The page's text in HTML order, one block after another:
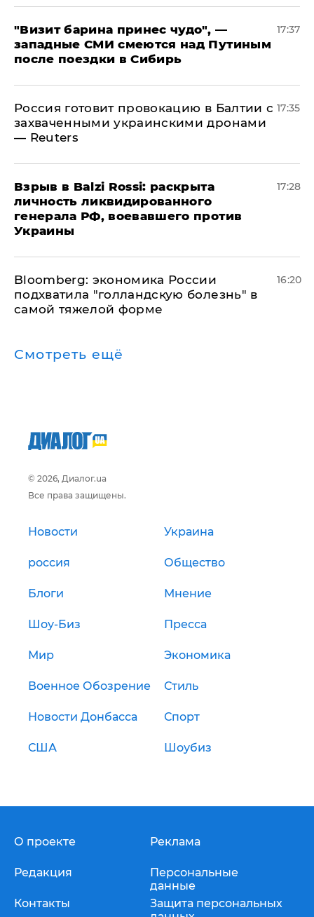
"Визит барина принес чудо", —
западные СМИ смеются над Путиным
после поездки в Сибирь
17:37
​Россия готовит провокацию в Балтии с
захваченными украинскими дронами
— Reuters
17:35
​Взрыв в Balzi Rossi: раскрыта
личность ликвидированного
генерала РФ, воевавшего против
Украины
17:28
Bloomberg: экономика России
подхватила "голландскую болезнь" в
самой тяжелой форме
16:20
Смотреть ещё
© 2026, Диалог.ua
Все права защищены.
Новости Украина
россия Общество
Блоги Мнение
Шоу-Биз Пресса
Мир Экономика
Военное Обозрение Стиль
Новости Донбасса Спорт
США Шоубиз
О проекте
Редакция
Контакты
Реклама
Персональные
данные
Защита персональных